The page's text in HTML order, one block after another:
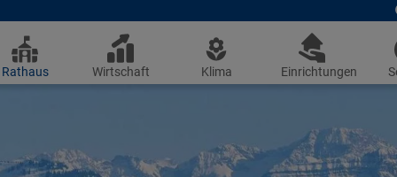
Rathaus Wirtschaft Klima Einrichtungen